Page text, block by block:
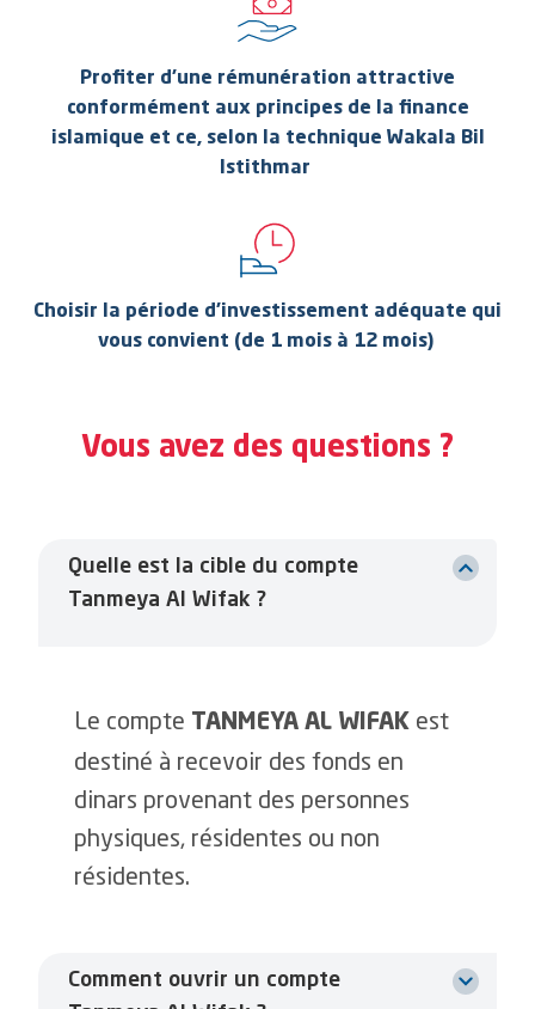
Profiter d’une rémunération attractive
conformément aux principes de la finance
islamique et ce, selon la technique Wakala Bil
Istithmar
Choisir la période d’investissement adéquate qui
vous convient (de 1 mois à 12 mois)
Vous avez des questions ?
Quelle est la cible du compte
Tanmeya Al Wifak ?
Le compte TANMEYA AL WIFAK est
destiné à recevoir des fonds en
dinars provenant des personnes
physiques, résidentes ou non
résidentes.
Comment ouvrir un compte